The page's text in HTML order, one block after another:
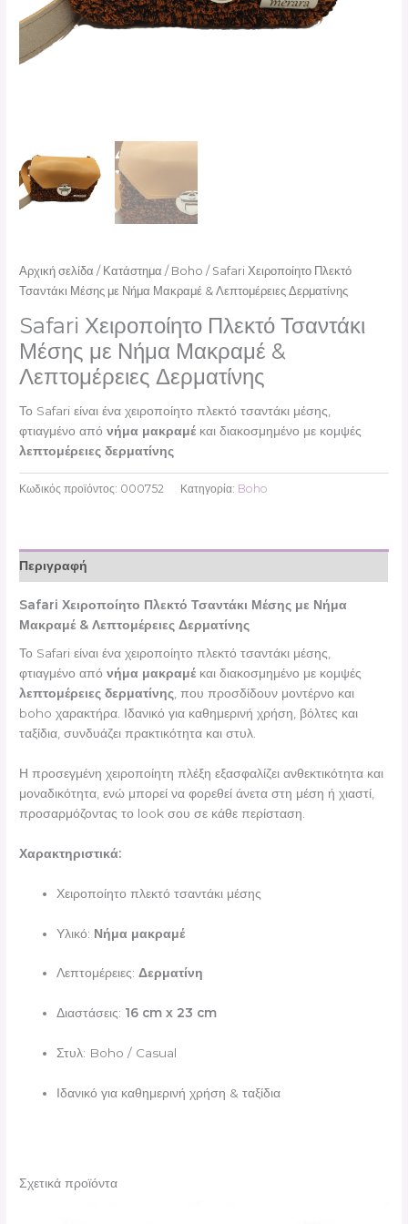
Αρχική σελίδα / Κατάστημα / Boho / Safari Χειροποίητο Πλεκτό
Τσαντάκι Μέσης με Νήμα Μακραμέ & Λεπτομέρειες Δερματίνης
Safari Χειροποίητο Πλεκτό Τσαντάκι
Μέσης με Νήμα Μακραμέ &
Λεπτομέρειες Δερματίνης
Το Safari είναι ένα χειροποίητο πλεκτό τσαντάκι μέσης,
φτιαγμένο απόνήμα μακραμέ και διακοσμημένο με κομψές
λεπτομέρειες δερματίνης
Κωδικός προϊόντος: 000752 Κατηγορία: Boho
Περιγραφή
Safari Χειροποίητο Πλεκτό Τσαντάκι Μέσης με Νήμα
Μακραμέ & Λεπτομέρειες Δερματίνης
Το Safari είναι ένα χειροποίητο πλεκτό τσαντάκι μέσης,
φτιαγμένο απόνήμα μακραμέ και διακοσμημένο με κομψές
λεπτομέρειες δερματίνης , που προσδίδουν μοντέρνο και
boho χαρακτήρα. Ιδανικό για καθημερινή χρήση, βόλτες και
ταξίδια, συνδυάζει πρακτικότητα και στυλ.
Η προσεγμένη χειροποίητη πλέξη εξασφαλίζει ανθεκτικότητα και
μοναδικότητα, ενώ μπορεί να φορεθεί άνετα στη μέση ή χιαστί,
προσαρμόζοντας το look σου σε κάθε περίσταση.
Χαρακτηριστικά:
Χειροποίητο πλεκτό τσαντάκι μέσης
Υλικό: Νήμα μακραμέ
Λεπτομέρειες:Δερματίνη
Διαστάσεις: 16 cm x 23 cm
Στυλ: Boho / Casual
Ιδανικό για καθημερινή χρήση & ταξίδια
Σχετικά προϊόντα